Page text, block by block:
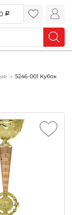
5246-001 Кубок